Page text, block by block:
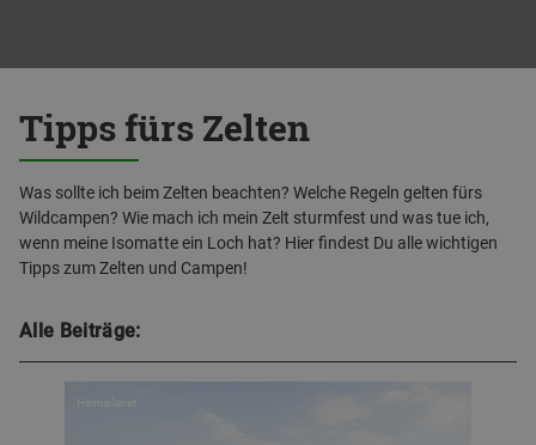
Tipps fürs Zelten
Was sollte ich beim Zelten beachten? Welche Regeln gelten fürs
Wildcampen? Wie mach ich mein Zelt sturmfest und was tue ich,
wenn meine Isomatte ein Loch hat? Hier findest Du alle wichtigen
Tipps zum Zelten und Campen!
Alle Beiträge:
Heimplanet